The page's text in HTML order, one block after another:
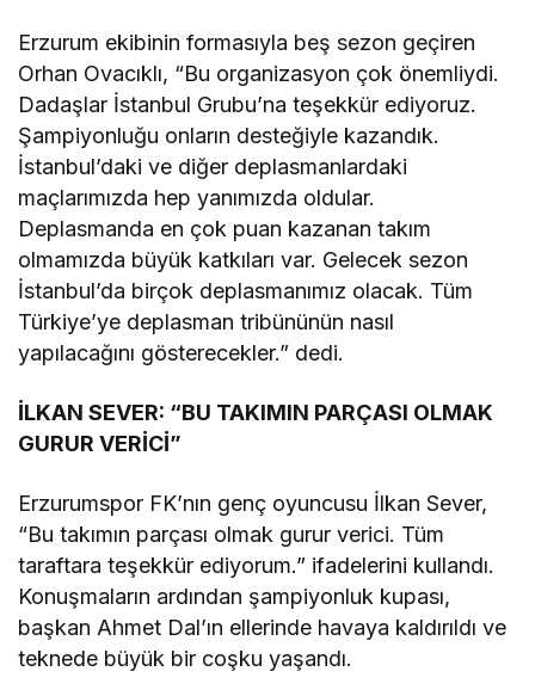
Erzurum ekibinin formasıyla beş sezon geçiren
Orhan Ovacıklı, “Bu organizasyon çok önemliydi.
Dadaşlar İstanbul Grubu’na teşekkür ediyoruz.
Şampiyonluğu onların desteğiyle kazandık.
İstanbul’daki ve diğer deplasmanlardaki
maçlarımızda hep yanımızda oldular.
Deplasmanda en çok puan kazanan takım
olmamızda büyük katkıları var. Gelecek sezon
İstanbul’da birçok deplasmanımız olacak. Tüm
Türkiye’ye deplasman tribününün nasıl
yapılacağını gösterecekler.” dedi.
İLKAN SEVER: “BU TAKIMIN PARÇASI OLMAK
GURUR VERİCİ”
Erzurumspor FK’nın genç oyuncusu İlkan Sever,
“Bu takımın parçası olmak gurur verici. Tüm
taraftara teşekkür ediyorum.” ifadelerini kullandı.
Konuşmaların ardından şampiyonluk kupası,
başkan Ahmet Dal’ın ellerinde havaya kaldırıldı ve
teknede büyük bir coşku yaşandı.